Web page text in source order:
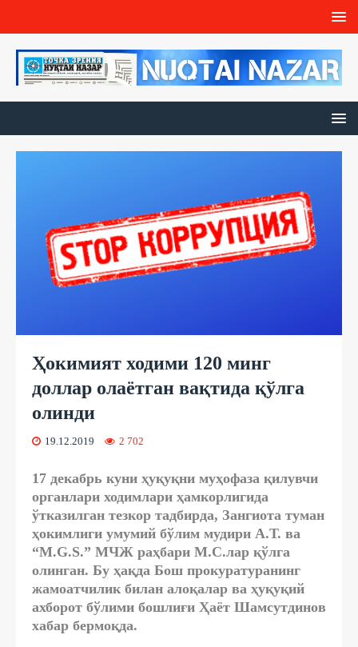
Ҳокимият ходими 120 минг
доллар олаётган вақтида қўлга
олинди
19.12.2019 2 702
17 декабрь куни ҳуқуқни муҳофаза қилувчи
органлари ходимлари ҳамкорлигида
ўтказилган тезкор тадбирда, Зангиота туман
ҳокимлиги умумий бўлим мудири А.Т. ва
“M.G.S.” МЧЖ раҳбари М.С.лар қўлга
олинган. Бу ҳақда Бош прокуратуранинг
жамоатчилик билан алоқалар ва ҳуқуқий
ахборот бўлими бошлиғи Ҳаёт Шамсутдинов
хабар бермоқда.